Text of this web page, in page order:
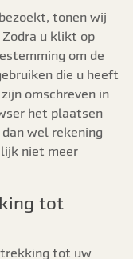
tonen wij
u klikt op
om de
die u heeft
omschreven in
het plaatsen
wel rekening
niet meer
tot
tot uw